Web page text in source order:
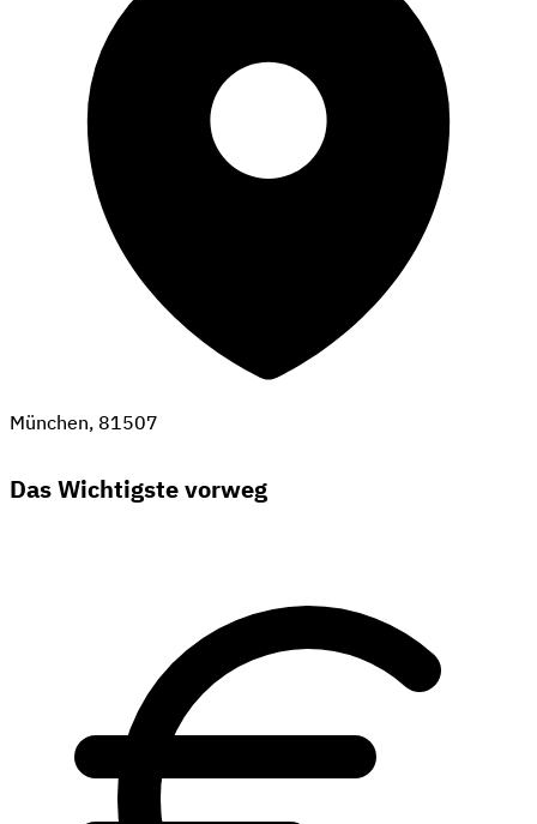
München, 81507
Das Wichtigste vorweg